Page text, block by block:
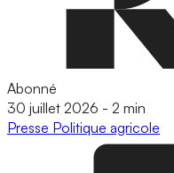
Abonné
30 juillet 2026 - 2 min
Presse Politique agricole